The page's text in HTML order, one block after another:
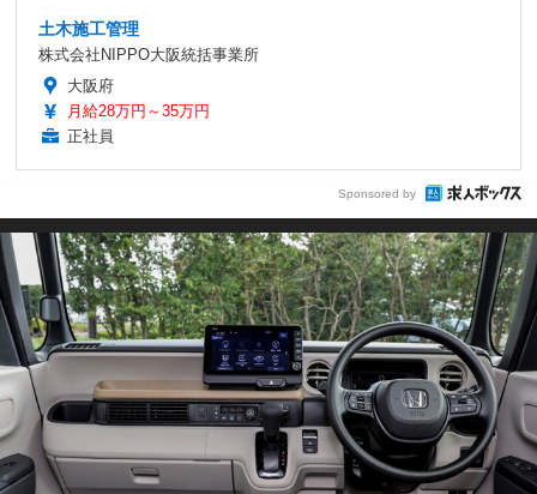
土木施工管理
株式会社NIPPO大阪統括事業所
大阪府
月給28万円～35万円
正社員
Sponsored by